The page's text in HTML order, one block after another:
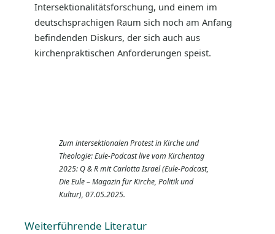
Intersektionalitätsforschung, und einem im
deutschsprachigen Raum sich noch am Anfang
befindenden Diskurs, der sich auch aus
kirchenpraktischen Anforderungen speist.
Zum intersektionalen Protest in Kirche und
Theologie: Eule-Podcast live vom Kirchentag
2025: Q & R mit Carlotta Israel (Eule-Podcast,
Die Eule – Magazin für Kirche, Politik und
Kultur), 07.05.2025.
Weiterführende Literatur